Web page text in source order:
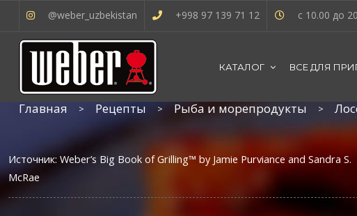
@weber_uzbekistan +998 97 139 71 12 с 10.00 до
КАТАЛОГ ВСЕ ДЛЯ
Главная Рецепты Рыба и морепродукты
Источник: Weber’s Big Book of Grilling™ by Jamie Purviance and Sandra S.
McRae